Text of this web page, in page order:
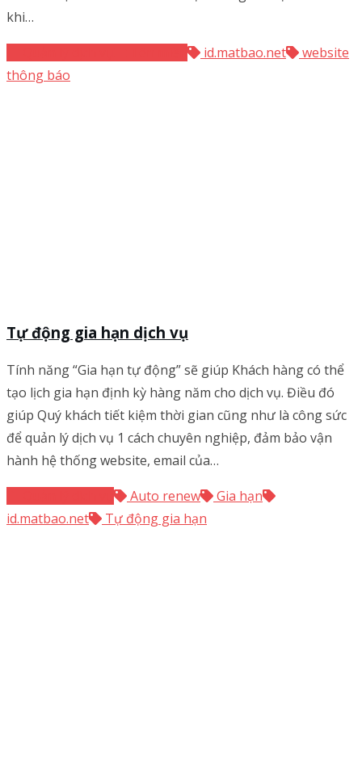
khi…
id.matbao.net
website
thông báo
Tự động gia hạn dịch vụ
Tính năng “Gia hạn tự động” sẽ giúp Khách hàng có thể
tạo lịch gia hạn định kỳ hàng năm cho dịch vụ. Điều đó
giúp Quý khách tiết kiệm thời gian cũng như là công sức
để quản lý dịch vụ 1 cách chuyên nghiệp, đảm bảo vận
hành hệ thống website, email của…
Auto renew
Gia hạn
id.matbao.net
Tự động gia hạn